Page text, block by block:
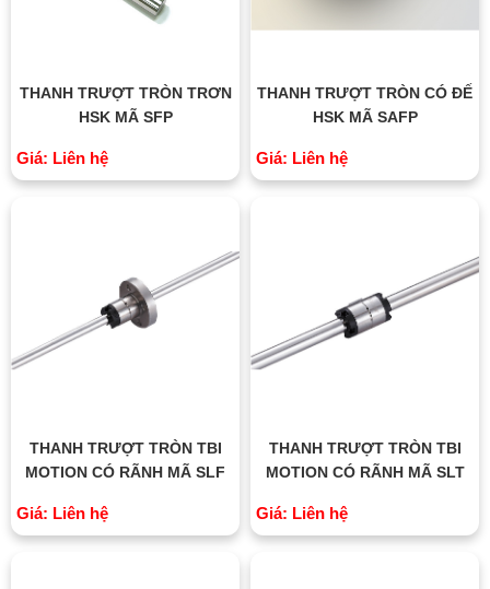
THANH TRƯỢT TRÒN TRƠN
HSK MÃ SFP
Giá: Liên hệ
THANH TRƯỢT TRÒN CÓ ĐẾ
HSK MÃ SAFP
Giá: Liên hệ
THANH TRƯỢT TRÒN TBI
MOTION CÓ RÃNH MÃ SLF
Giá: Liên hệ
THANH TRƯỢT TRÒN TBI
MOTION CÓ RÃNH MÃ SLT
Giá: Liên hệ